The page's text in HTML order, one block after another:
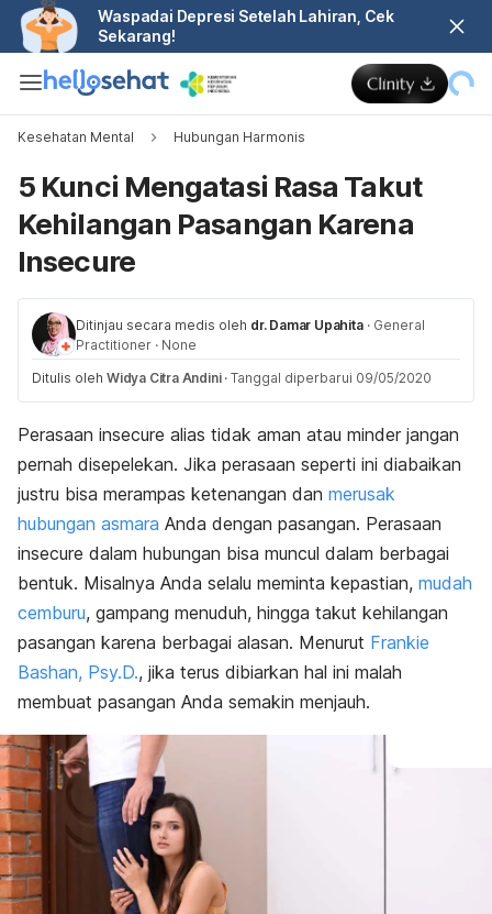
Waspadai Depresi Setelah Lahiran, Cek
Sekarang!
Kesehatan Mental Hubungan Harmonis
5 Kunci Mengatasi Rasa Takut
Kehilangan Pasangan Karena
Insecure
Ditinjau secara medis oleh dr. Damar Upahita · General
Practitioner · None
Ditulis oleh Widya Citra Andini · Tanggal diperbarui 09/05/2020
Perasaan insecure alias tidak aman atau minder jangan
pernah disepelekan. Jika perasaan seperti ini diabaikan
justru bisa merampas ketenangan dan merusak
hubungan asmara Anda dengan pasangan. Perasaan
insecure dalam hubungan bisa muncul dalam berbagai
bentuk. Misalnya Anda selalu meminta kepastian, mudah
cemburu, gampang menuduh, hingga takut kehilangan
pasangan karena berbagai alasan. Menurut Frankie
Bashan, Psy.D., jika terus dibiarkan hal ini malah
membuat pasangan Anda semakin menjauh.